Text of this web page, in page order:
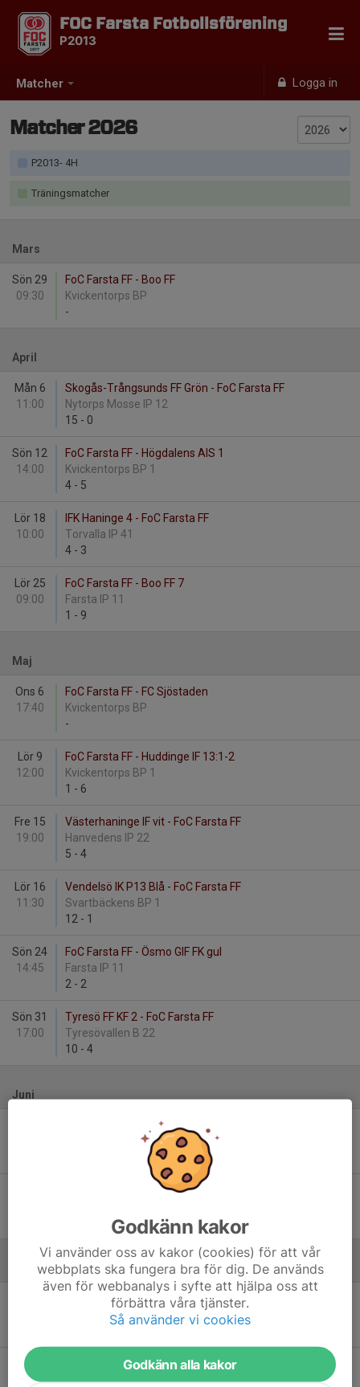
Matcher Logga in
FOC Farsta Fotbollsförening
P2013
Matcher 2026
P2013- 4H
Träningsmatcher
Mars
Sön 29
09:30
FoC Farsta FF - Boo FF
Kvickentorps BP
-
April
Mån 6
11:00
Skogås-Trångsunds FF Grön - FoC Farsta FF
Nytorps Mosse IP 12
15 - 0
Sön 12
14:00
FoC Farsta FF - Högdalens AIS 1
Kvickentorps BP 1
4 - 5
Lör 18
10:00
IFK Haninge 4 - FoC Farsta FF
Torvalla IP 41
4 - 3
Lör 25
09:00
FoC Farsta FF - Boo FF 7
Farsta IP 11
1 - 9
Maj
Ons 6
17:40
FoC Farsta FF - FC Sjöstaden
Kvickentorps BP
-
Lör 9
12:00
FoC Farsta FF - Huddinge IF 13:1-2
Kvickentorps BP 1
1 - 6
Fre 15
19:00
Västerhaninge IF vit - FoC Farsta FF
Hanvedens IP 22
5 - 4
Lör 16
11:30
Vendelsö IK P13 Blå - FoC Farsta FF
Svartbäckens BP 1
12 - 1
Sön 24
14:45
FoC Farsta FF - Ösmo GIF FK gul
Farsta IP 11
2 - 2
Sön 31
17:00
Tyresö FF KF 2 - FoC Farsta FF
Tyresövallen B 22
10 - 4
Juni
FoC Farsta FF - Hanvikens SK Guld
Kvickentorps BP 1
FoC Farsta FF - Stuvsta IF 2
Augusti
Hanvikens SK Guld - FoC Farsta FF
Fornuddens BP 1
Sön 16
13:00
Stuvsta IF 2 - FoC Farsta FF
Stuvsta IP 11
Godkänn kakor
Vi använder oss av kakor (cookies) för att vår
webbplats ska fungera bra för dig. De används
även för webbanalys i syfte att hjälpa oss att
förbättra våra tjänster.
Så använder vi cookies
Godkänn alla kakor